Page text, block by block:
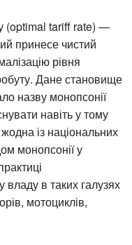
(optimal tariff rate) —
принесе чистий
рівня
Дане становище
назву монопсонії
навіть у тому
із національних
монопсонії у
в таких галузях
мотоциклів,